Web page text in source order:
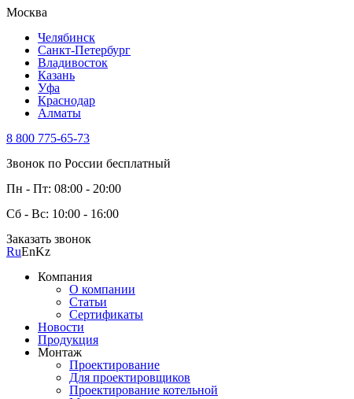
Москва
Челябинск
Санкт-Петербург
Владивосток
Казань
Уфа
Краснодар
Алматы
8 800 775-65-73
Звонок по России бесплатный
Пн - Пт: 08:00 - 20:00
Сб - Вс: 10:00 - 16:00
Заказать звонок
RuEnKz
Компания
О компании
Статьи
Сертификаты
Новости
Продукция
Монтаж
Проектирование
Для проектировщиков
Проектирование котельной